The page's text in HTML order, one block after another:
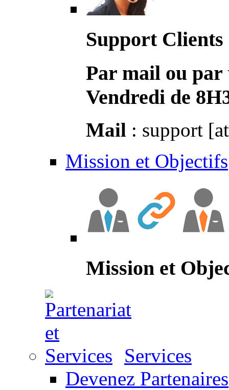
Support Clients
Par mail ou par
Vendredi de
Mail : support
Mission et Objectifs
Mission et
Services
Devenez Partenaires